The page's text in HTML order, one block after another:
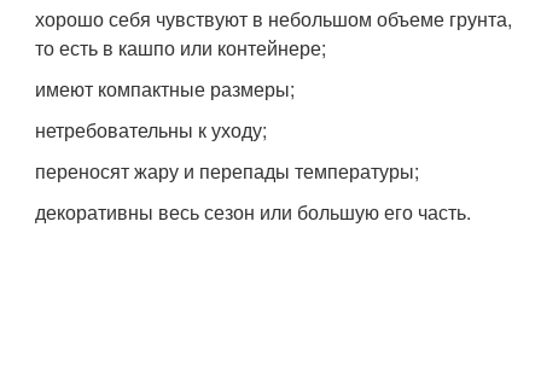
хорошо себя чувствуют в небольшом объеме грунта,
то есть в кашпо или контейнере;
имеют компактные размеры;
нетребовательны к уходу;
переносят жару и перепады температуры;
декоративны весь сезон или большую его часть.